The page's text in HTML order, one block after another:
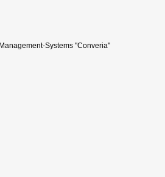
Management-Systems
Systems "Converia"